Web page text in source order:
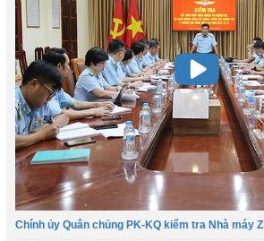
Chính ủy Quân chủng PK-KQ kiểm tra Nhà máy